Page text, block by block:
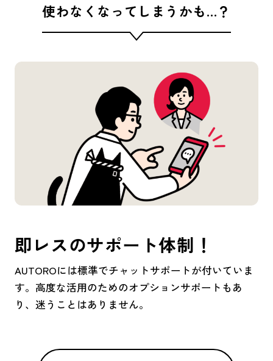
使わなくなってしまうかも…？
即レスのサポート体制！
AUTOROには標準でチャットサポートが付いていま
す。高度な活用のためのオプションサポートもあ
り、迷うことはありません。